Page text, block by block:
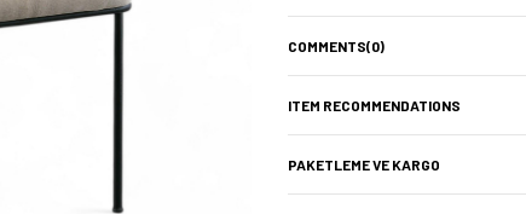
COMMENTS(0)
ITEM RECOMMENDATIONS
PAKETLEME VE KARGO